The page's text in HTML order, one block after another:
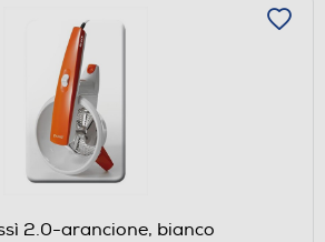
2.0-arancione, bianco